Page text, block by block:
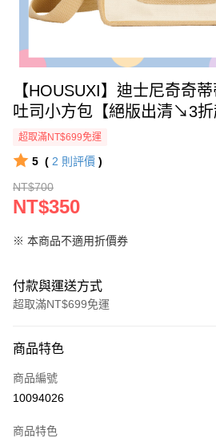
【HOUSUXI】迪士尼奇奇
吐司小方包【絕版出清↘3
超取滿NT$699免運
5 ( 2 則評價 )
NT$700
NT$350
※ 本商品不適用折價券
付款與運送方式
超取滿NT$699免運
信用卡一次付款
超商取貨付款
商品特色
商品編號
10094026
商品特色